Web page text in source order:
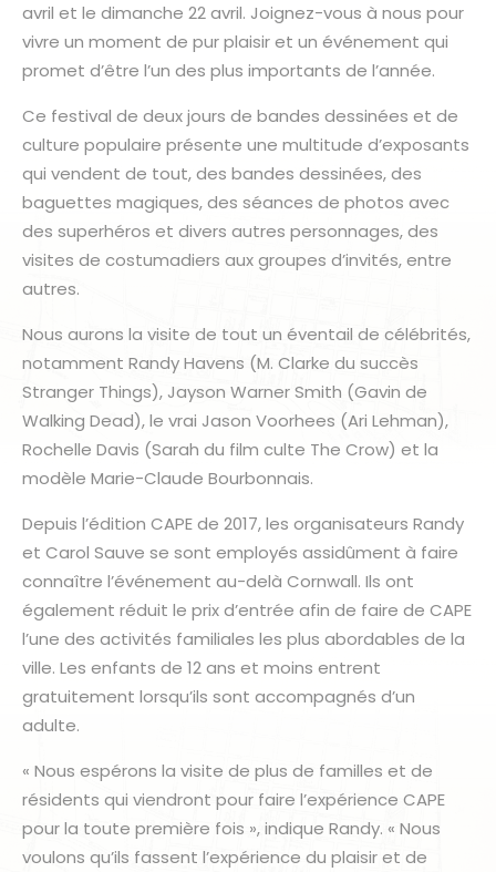
avril et le dimanche 22 avril. Joignez-vous à nous pour
vivre un moment de pur plaisir et un événement qui
promet d’être l’un des plus importants de l’année.
Ce festival de deux jours de bandes dessinées et de
culture populaire présente une multitude d’exposants
qui vendent de tout, des bandes dessinées, des
baguettes magiques, des séances de photos avec
des superhéros et divers autres personnages, des
visites de costumadiers aux groupes d’invités, entre
autres.
Nous aurons la visite de tout un éventail de célébrités,
notamment Randy Havens (M. Clarke du succès
Stranger Things), Jayson Warner Smith (Gavin de
Walking Dead), le vrai Jason Voorhees (Ari Lehman),
Rochelle Davis (Sarah du film culte The Crow) et la
modèle Marie-Claude Bourbonnais.
Depuis l’édition CAPE de 2017, les organisateurs Randy
et Carol Sauve se sont employés assidûment à faire
connaître l’événement au-delà Cornwall. Ils ont
également réduit le prix d’entrée afin de faire de CAPE
l’une des activités familiales les plus abordables de la
ville. Les enfants de 12 ans et moins entrent
gratuitement lorsqu’ils sont accompagnés d’un
adulte.
« Nous espérons la visite de plus de familles et de
résidents qui viendront pour faire l’expérience CAPE
pour la toute première fois », indique Randy. « Nous
voulons qu’ils fassent l’expérience du plaisir et de